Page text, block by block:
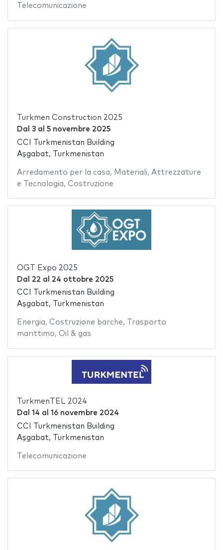
Telecomunicazione
Turkmen Construction 2025
Dal 3al 5 novembre 2025
CCI Turkmenistan Building
Aşgabat, Turkmenistan
Arredamento per la casa, Materiali, Attrezzature
e Tecnologia, Costruzione
OGT Expo 2025
Dal 22 al 24 ottobre 2025
CCI Turkmenistan Building
Aşgabat, Turkmenistan
Energia, Costruzione barche,
Trasporto
marittimo, Oil & gas
TurkmenTEL 2024
Dal 14 al 16 novembre 2024
CCI Turkmenistan Building
Aşgabat, Turkmenistan
Telecomunicazione